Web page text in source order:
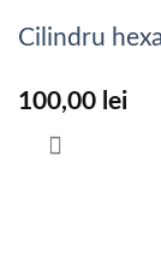
Cilindru
100,00 lei